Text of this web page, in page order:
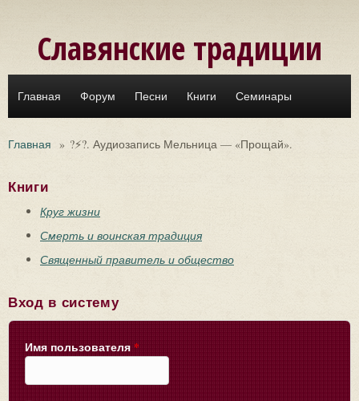
Славянские традиции
Главная Форум Песни Книги Семинары
Главная » ?⚡?. Аудиозапись Мельница — «Прощай».
Книги
Круг жизни
Смерть и воинская традиция
Священный правитель и общество
Вход в систему
Имя пользователя *